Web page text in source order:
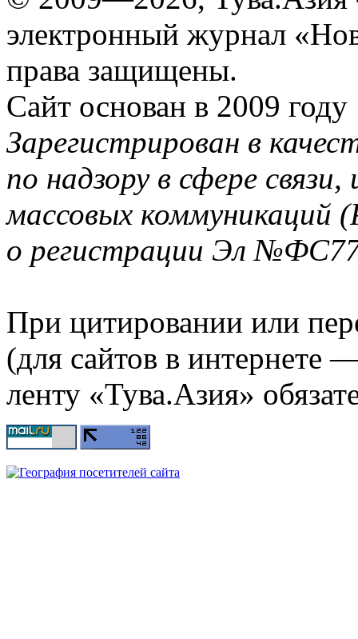
электронный журнал
права защищены.
Сайт основан в 2009 году
Зарегистрирован в
по надзору в сфере
массовых коммуникаций
о регистрации Эл
При цитировании или
(для сайтов в интернете
ленту «Тува.Азия»